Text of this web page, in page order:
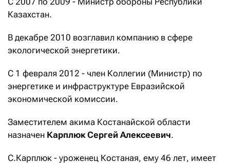
Казахстан.
В декабре 2010 возглавил компанию в сфере
экологической энергетики.
С 1 февраля 2012 - член Коллегии (Министр) по
энергетике и инфраструктуре Евразийской
экономической комиссии.
Заместителем акима Костанайской области
назначен Карплюк Сергей Алексеевич.
С.Карплюк - уроженец Костаная, ему 46 лет, имеет